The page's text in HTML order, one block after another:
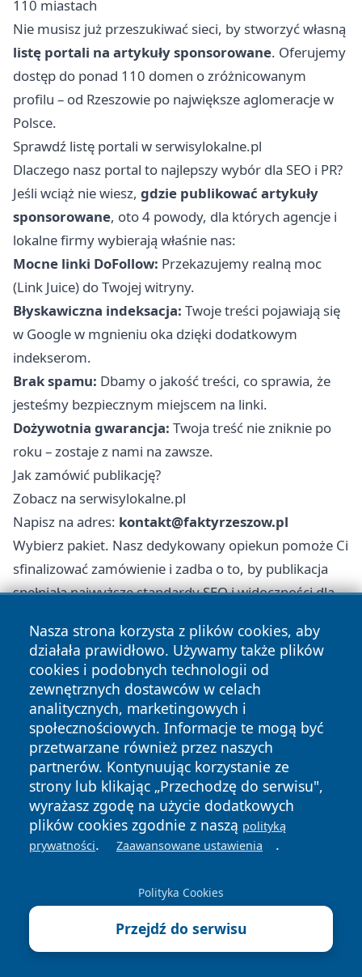
110 miastach
Nie musisz już przeszukiwać sieci, by stworzyć własną
listę portali na artykuły sponsorowane. Oferujemy
dostęp do ponad 110 domen o zróżnicowanym
profilu – od Rzeszowie po największe aglomeracje w
Polsce.
Sprawdź listę portali w serwisylokalne.pl
Dlaczego nasz portal to najlepszy wybór dla SEO i PR?
Jeśli wciąż nie wiesz, gdzie publikować artykuły
sponsorowane, oto 4 powody, dla których agencje i
lokalne firmy wybierają właśnie nas:
Mocne linki DoFollow: Przekazujemy realną moc
(Link Juice) do Twojej witryny.
Błyskawiczna indeksacja: Twoje treści pojawiają się
w Google w mgnieniu oka dzięki dodatkowym
indekserom.
Brak spamu: Dbamy o jakość treści, co sprawia, że
jesteśmy bezpiecznym miejscem na linki.
Dożywotnia gwarancja: Twoja treść nie zniknie po
roku – zostaje z nami na zawsze.
Jak zamówić publikację?
Zobacz na serwisylokalne.pl
Napisz na adres: kontakt@faktyrzeszow.pl
Wybierz pakiet. Nasz dedykowany opiekun pomoże Ci
sfinalizować zamówienie i zadba o to, by publikacja
spełniała najwyższe standardy SEO i widoczności dla
Nasza strona korzysta z plików cookies, aby
działała prawidłowo. Używamy także plików
cookies i podobnych technologii od
zewnętrznych dostawców w celach
analitycznych, marketingowych i
społecznościowych. Informacje te mogą być
przetwarzane również przez naszych
partnerów. Kontynuując korzystanie ze
strony lub klikając „Przechodzę do serwisu",
wyrażasz zgodę na użycie dodatkowych
plików cookies zgodnie z naszą polityką
prywatności. Zaawansowane ustawienia .
Polityka Cookies
Przejdź do serwisu
Copyright © 2026 faktyrzeszow.pl Wszystkie prawa
zastrzeżone.
News Autorzy
Polityka
Prywatności
Polityka
Cookies